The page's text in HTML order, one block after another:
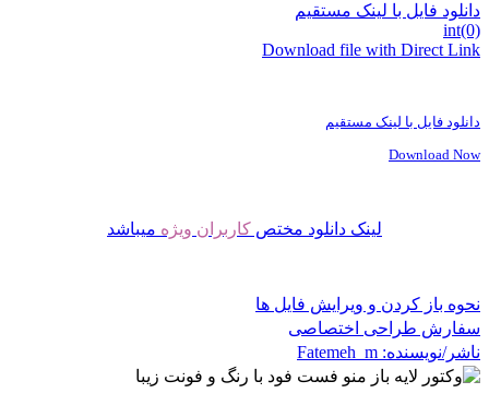
دانلود فایل با لینک مستقیم
int(0)
Download file with Direct Link
دانلود فایل با لینک مستقیم
Download Now
لینک دانلود مختص کاربران ویژه میباشد
نحوه باز کردن و ویرایش فایل ها
سفارش طراحی اختصاصی
ناشر/نویسنده: Fatemeh_m